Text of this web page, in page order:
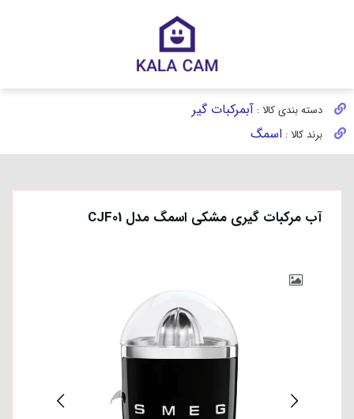
دسته بندی کالا : آبمرکبات گیر
برند کالا : اسمگ
آب مرکبات گیری مشکی اسمگ مدل CJF01